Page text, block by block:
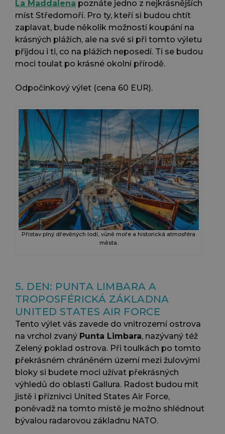
La Maddalena poznáte jedno z nejkrásnějších
míst Středomoří. Pro ty, kteří si budou chtít
zaplavat, bude několik možností koupání na
krásných plážích, ale na své si při tomto výletu
přijdou i ti, co na plážích neposedí. Ti se budou
moci toulat po krásné okolní přírodě.
Odpočinkový výlet (cena 60 EUR).
Přístav plný dřevěných lodí, vůně moře a historická atmosféra
města.
5. DEN: PUNTA LIMBARA A
TROPOSFÉRICKÁ ZÁKLADNA
UNITED STATES AIR FORCE
Tento výlet vás zavede do vnitrozemí ostrova
na vrchol zvaný Punta Limbara, nazývaný též
Zelený poklad ostrova. Při toulkách po tomto
překrásném chráněném území mezi žulovými
bloky si budete moci užívat překrásných
výhledů do oblasti Gallura. Radost budou mít
jistě i příznivci United States Air Force,
poněvadž na tomto místě je možno shlédnout
bývalou radarovou základnu NATO.